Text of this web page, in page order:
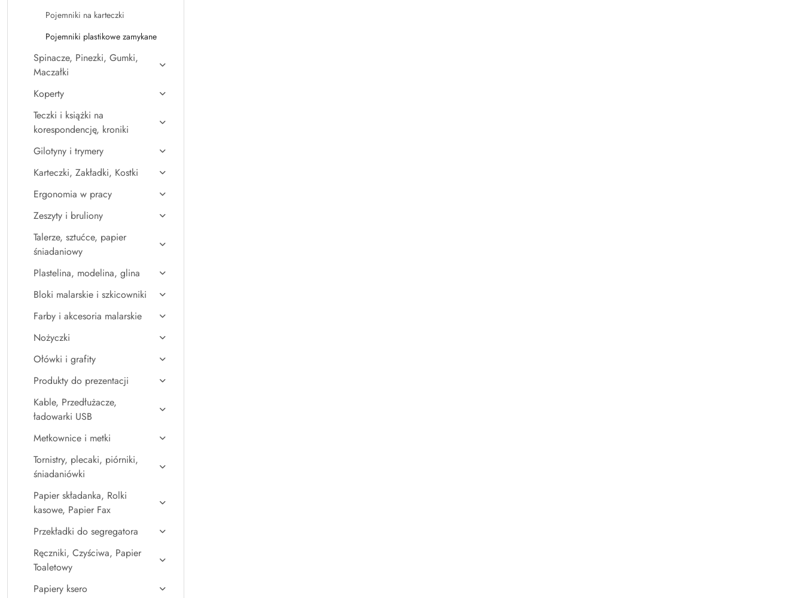
Pojemniki na karteczki
Pojemniki plastikowe zamykane
Spinacze, Pinezki, Gumki,
Maczałki
Koperty
Teczki i książki na
korespondencję, kroniki
Gilotyny i trymery
Karteczki, Zakładki, Kostki
Ergonomia w pracy
Zeszyty i bruliony
Talerze, sztućce, papier
śniadaniowy
Plastelina, modelina, glina
Bloki malarskie i szkicowniki
Farby i akcesoria malarskie
Nożyczki
Ołówki i grafity
Produkty do prezentacji
Kable, Przedłużacze,
ładowarki USB
Metkownice i metki
Tornistry, plecaki, piórniki,
śniadaniówki
Papier składanka, Rolki
kasowe, Papier Fax
Przekładki do segregatora
Ręczniki, Czyściwa, Papier
Toaletowy
Papiery ksero